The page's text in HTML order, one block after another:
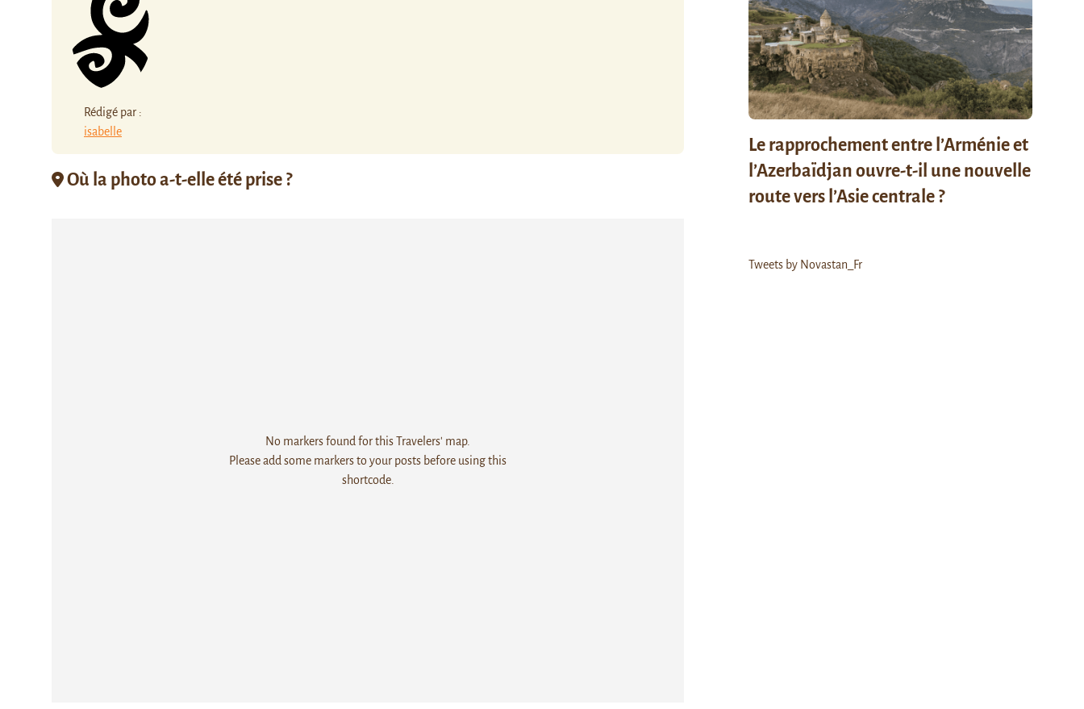
Rédigé par :
isabelle
Où la photo a-t-elle été prise ?
No markers found for this Travelers' map.
Please add some markers to your posts before using this
shortcode.
Le rapprochement entre l’Arménie et
l’Azerbaïdjan ouvre-t-il une nouvelle
route vers l’Asie centrale ?
Tweets by Novastan_Fr